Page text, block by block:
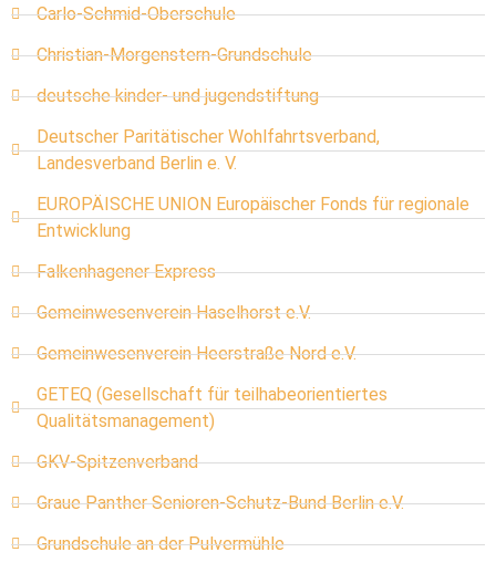
Carlo-Schmid-Oberschule
Christian-Morgenstern-Grundschule
deutsche kinder- und jugendstiftung
Deutscher Paritätischer Wohlfahrtsverband,
Landesverband Berlin e. V.
EUROPÄISCHE UNION Europäischer Fonds für regionale
Entwicklung
Falkenhagener Express
Gemeinwesenverein Haselhorst e.V.
Gemeinwesenverein Heerstraße Nord e.V.
GETEQ (Gesellschaft für teilhabeorientiertes
Qualitätsmanagement)
GKV-Spitzenverband
Graue Panther Senioren-Schutz-Bund Berlin e.V.
Grundschule an der Pulvermühle